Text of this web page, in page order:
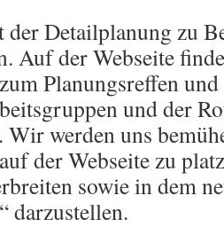
Detailplanung zu
Auf der Webseite
Planungsreffen
und der
Wir werden uns
der Webseite zu
sowie in dem
darzustellen.